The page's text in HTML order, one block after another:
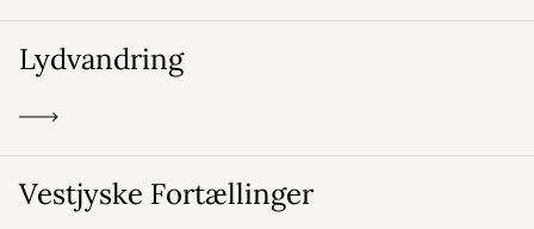
Lydvandring
Vestjyske Fortællinger